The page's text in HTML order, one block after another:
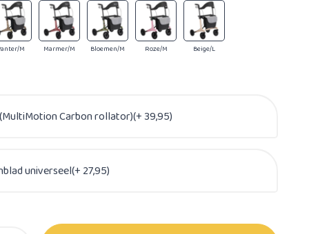
M Marmer/M Bloemen/M Roze/M Beige/L
Carbon rollator)(+ 39,95)
universeel(+ 27,95)